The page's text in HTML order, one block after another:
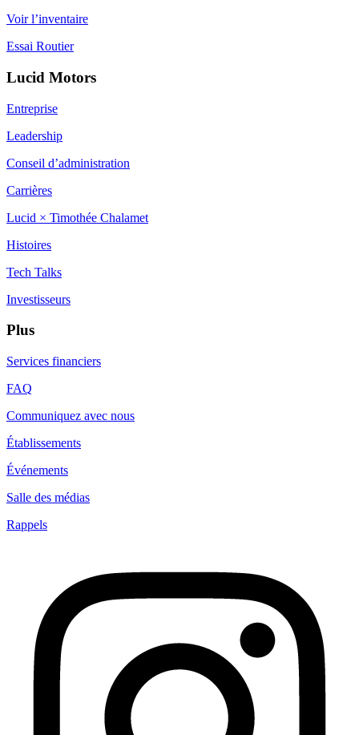
Voir l’inventaire
Essai Routier
Lucid Motors
Entreprise
Leadership
Conseil d’administration
Carrières
Lucid × Timothée Chalamet
Histoires
Tech Talks
Investisseurs
Plus
Services financiers
FAQ
Communiquez avec nous
Établissements
Événements
Salle des médias
Rappels